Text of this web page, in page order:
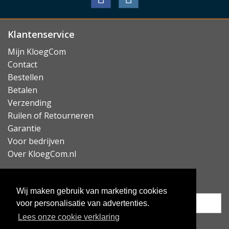
Wij maken gebruik van marketing cookies
voor personalisatie van advertenties.
Lees onze cookie verklaring
Klantenservice
Mijn KloegCom
Contact
Bestellen
Betalen
Verzending
Ruilen of Retourneren
Garantie
Voor bedrijven
Over KloegCom.nl